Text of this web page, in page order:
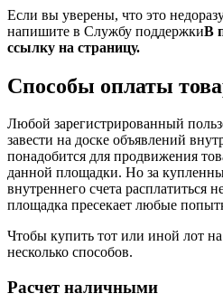
Если вы уверены, что это
напишите в Службу поддержкиВ
ссылку на страницу.
Способы оплаты
Любой зарегистрированный
завести на доске объявлений
понадобится для продвижения
данной площадки. Но за
внутреннего счета расплатиться
площадка пресекает любые
Чтобы купить тот или иной лот
несколько способов.
Расчет наличными